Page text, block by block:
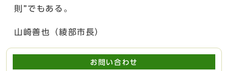
則”でもある。
山崎善也（綾部市長）
お問い合わせ